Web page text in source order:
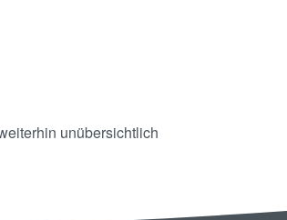
unübersichtlich